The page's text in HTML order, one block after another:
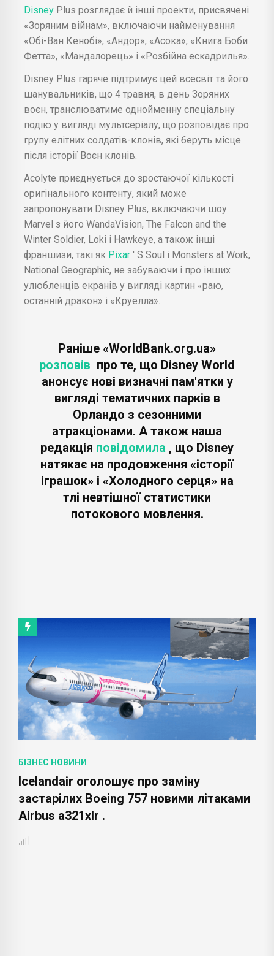
Disney Plus розглядає й інші проекти, присвячені
«Зоряним війнам», включаючи найменування
«Обі-Ван Кенобі», «Андор», «Асока», «Книга Боби
Фетта», «Мандалорець» і «Розбійна ескадрилья».
Disney Plus гаряче підтримує цей всесвіт та його
шанувальників, що 4 травня, в день Зоряних
воєн, транслюватиме однойменну спеціальну
подію у вигляді мультсеріалу, що розповідає про
групу елітних солдатів-клонів, які беруть місце
після історії Воєн клонів.
Acolyte приєднується до зростаючої кількості
оригінального контенту, який може
запропонувати Disney Plus, включаючи шоу
Marvel з його WandaVision, The Falcon and the
Winter Soldier, Loki і Hawkeye, а також інші
франшизи, такі як Pixar ' S Soul і Monsters at Work,
National Geographic, не забуваючи і про інших
улюбленців екранів у вигляді картин «раю,
останній дракон» і «Круелла».
Раніше «WorldBank.org.ua»
розповів про те, що Disney World
анонсує нові визначні пам'ятки у
вигляді тематичних парків в
Орландо з сезонними
атракціонами. А також наша
редакція повідомила , що Disney
натякає на продовження «історії
іграшок» і «Холодного серця» на
тлі невтішної статистики
потокового мовлення.
БІЗНЕС НОВИНИ
Icelandair оголошує про заміну
застарілих Boeing 757 новими літаками
Airbus a321xlr .